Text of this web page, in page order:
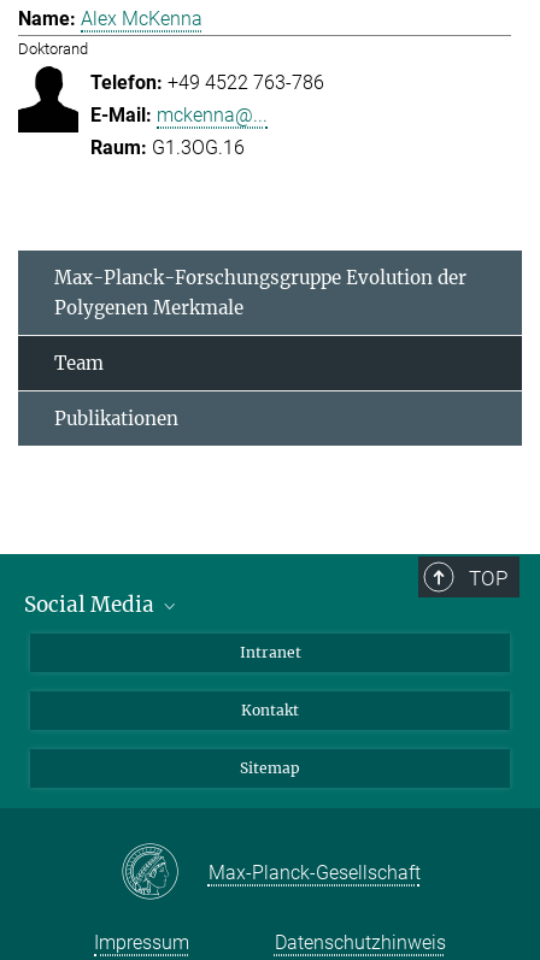
Alex McKenna
Doktorand
+49 4522 763-786
mckenna@...
G1.3OG.16
Max-Planck-Forschungsgruppe Evolution der
Polygenen Merkmale
Team
Publikationen
TOP
Social Media
Intranet
Kontakt
Sitemap
Max-Planck-Gesellschaft
Impressum Datenschutzhinweis